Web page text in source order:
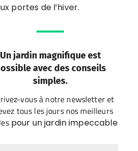
portes de l’hiver.
Un jardin magnifique est
avec des conseils
simples.
vous à notre newsletter et
tous les jours nos meilleurs
pour un jardin impeccable